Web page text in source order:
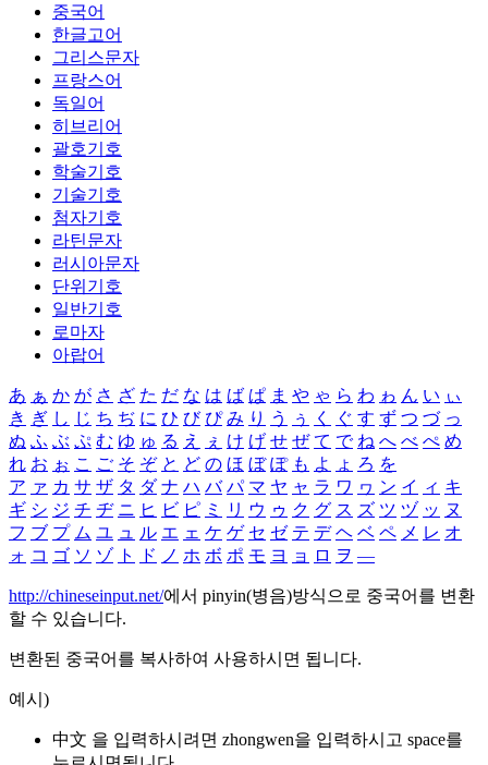
중국어
한글고어
그리스문자
프랑스어
독일어
히브리어
괄호기호
학술기호
기술기호
첨자기호
라틴문자
러시아문자
단위기호
일반기호
로마자
아랍어
あ ぁ か が さ ざ た だ な は ば ぱ ま や ゃ ら わ ゎ ん い ぃ
き ぎ し じ ち ぢ に ひ び ぴ み り う ぅ く ぐ す ず つ づ っ
ぬ ふ ぶ ぷ む ゆ ゅ る え ぇ け げ せ ぜ て で ね へ べ ぺ め
れ お ぉ こ ご そ ぞ と ど の ほ ぼ ぽ も よ ょ ろ を
ア ァ カ サ ザ タ ダ ナ ハ バ パ マ ヤ ャ ラ ワ ヮ ン イ ィ キ
ギ シ ジ チ ヂ ニ ヒ ビ ピ ミ リ ウ ゥ ク グ ス ズ ツ ヅ ッ ヌ
フ ブ プ ム ユ ュ ル エ ェ ケ ゲ セ ゼ テ デ ヘ ベ ペ メ レ オ
ォ コ ゴ ソ ゾ ト ド ノ ホ ボ ポ モ ヨ ョ ロ ヲ ―
http://chineseinput.net/에서 pinyin(병음)방식으로 중국어를 변환
할 수 있습니다.
변환된 중국어를 복사하여 사용하시면 됩니다.
예시)
中文 을 입력하시려면 zhongwen을 입력하시고 space를